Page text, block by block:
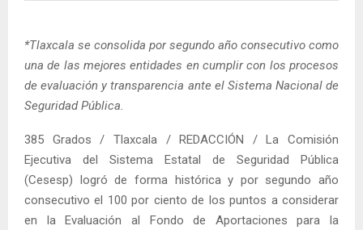
*Tlaxcala se consolida por segundo año consecutivo como
una de las mejores entidades en cumplir con los procesos
de evaluación y transparencia ante el Sistema Nacional de
Seguridad Pública.
385 Grados / Tlaxcala / REDACCIÓN / La Comisión
Ejecutiva del Sistema Estatal de Seguridad Pública
(Cesesp) logró de forma histórica y por segundo año
consecutivo el 100 por ciento de los puntos a considerar
en la Evaluación al Fondo de Aportaciones para la